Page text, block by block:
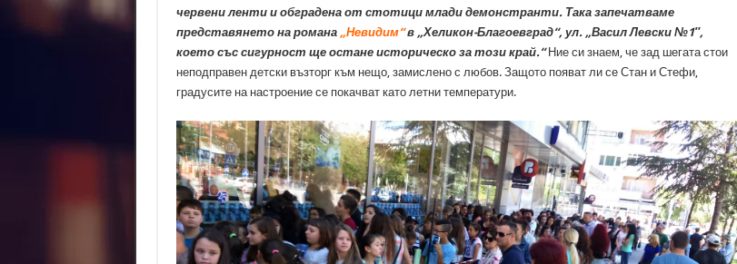
червени ленти и обградена от стотици млади демонстранти. Така запечатваме
представянето на романа „Невидим“в „Хеликон-Благоевград“, ул. „Васил Левски №1″,
което със сигурност ще остане историческо за този край.“ Ние си знаем, че зад шегата стои
неподправен детски възторг към нещо, замислено с любов. Защото появат ли се Стан и Стефи,
градусите на настроение се покачват като летни температури.